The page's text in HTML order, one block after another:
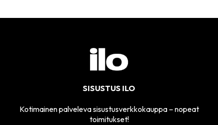
SISUSTUS ILO
Kotimainen palveleva sisustusverkkokauppa – nopeat
toimitukset!